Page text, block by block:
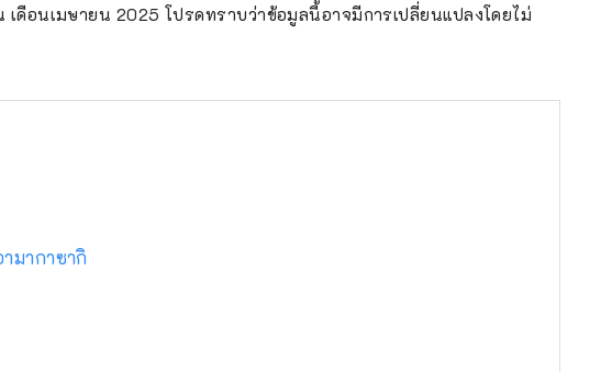
ดือนเมษายน 2025 โปรดทราบว่าข้อมูลนี้อาจมีการเปลี่ยนแปลงโดยไม่
มากาซากิ